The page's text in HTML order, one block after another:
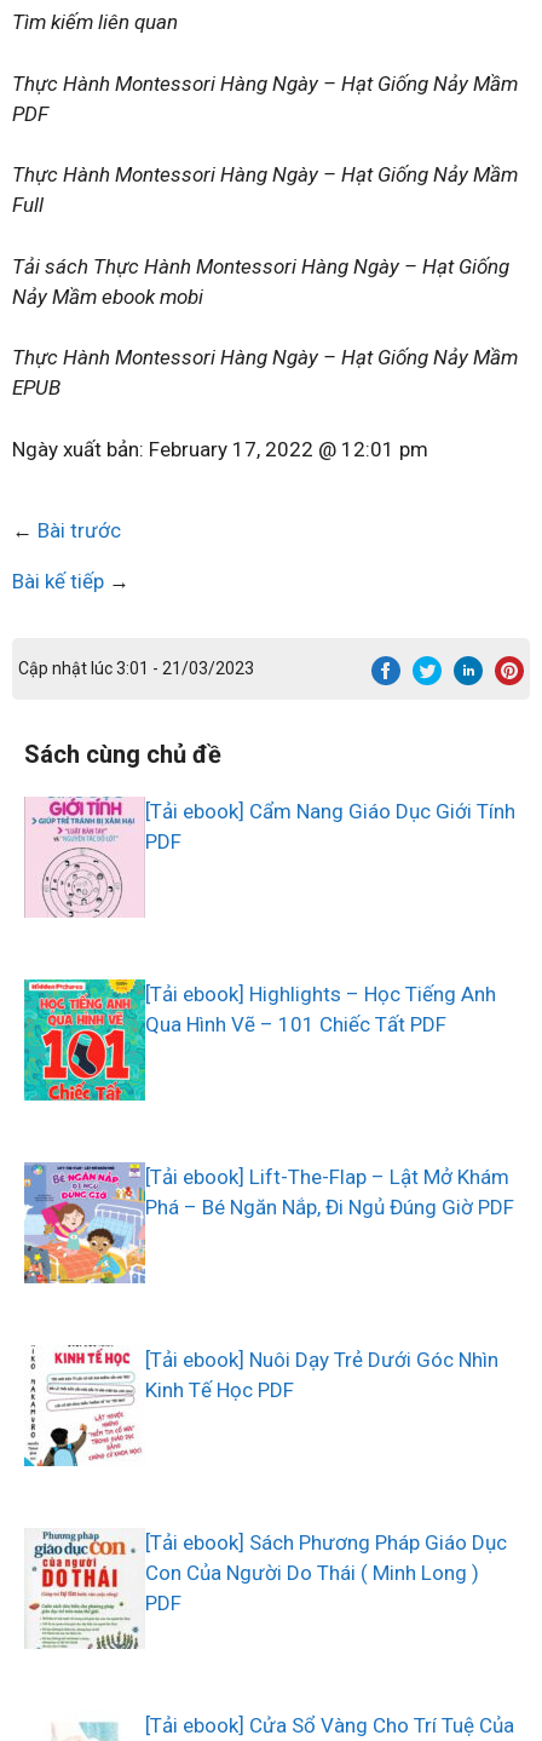
Tìm kiếm liên quan
Thực Hành Montessori Hàng Ngày – Hạt Giống Nảy Mầm
PDF
Thực Hành Montessori Hàng Ngày – Hạt Giống Nảy Mầm
Full
Tải sách Thực Hành Montessori Hàng Ngày – Hạt Giống
Nảy Mầm ebook mobi
Thực Hành Montessori Hàng Ngày – Hạt Giống Nảy Mầm
EPUB
Ngày xuất bản: February 17, 2022 @ 12:01 pm
← Bài trước
Bài kế tiếp →
Cập nhật lúc 3:01 - 21/03/2023
Sách cùng chủ đề
[Tải ebook] Cẩm Nang Giáo Dục Giới Tính
PDF
[Tải ebook] Highlights – Học Tiếng Anh
Qua Hình Vẽ – 101 Chiếc Tất PDF
[Tải ebook] Lift-The-Flap – Lật Mở Khám
Phá – Bé Ngăn Nắp, Đi Ngủ Đúng Giờ PDF
[Tải ebook] Nuôi Dạy Trẻ Dưới Góc Nhìn
Kinh Tế Học PDF
[Tải ebook] Sách Phương Pháp Giáo Dục
Con Của Người Do Thái ( Minh Long )
PDF
[Tải ebook] Cửa Sổ Vàng Cho Trí Tuệ Của